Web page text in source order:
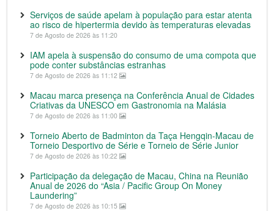
Serviços de saúde apelam à população para estar atenta
ao risco de hipertermia devido às temperaturas elevadas
7 de Agosto de 2026 às 11:20
IAM apela à suspensão do consumo de uma compota que
pode conter substâncias estranhas
7 de Agosto de 2026 às 11:12
Macau marca presença na Conferência Anual de Cidades
Criativas da UNESCO em Gastronomia na Malásia
7 de Agosto de 2026 às 11:00
Torneio Aberto de Badminton da Taça Hengqin-Macau de
Torneio Desportivo de Série e Torneio de Série Junior
7 de Agosto de 2026 às 10:22
Participação da delegação de Macau, China na Reunião
Anual de 2026 do “Asia / Pacific Group On Money
Laundering”
7 de Agosto de 2026 às 10:15